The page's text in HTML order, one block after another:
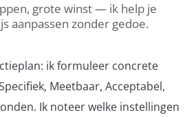
grote winst — ik help je
aanpassen zonder gedoe.
ik formuleer concrete
Meetbaar, Acceptabel,
Ik noteer welke instellingen